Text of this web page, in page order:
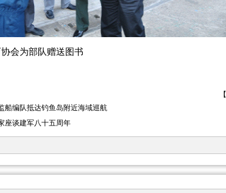
会为部队赠送图书
【
船编队抵达钓鱼岛附近海域巡航
座谈建军八十五周年